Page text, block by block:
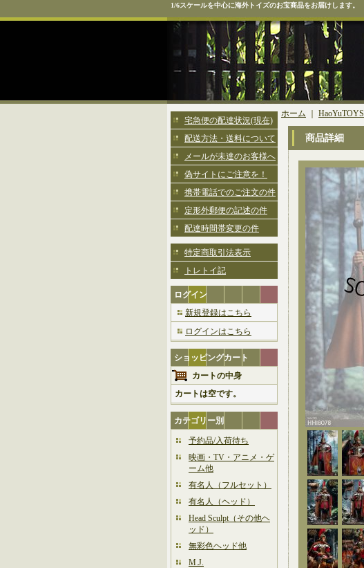
1/6スケールを中心に海外トイズのお宝商品をお届けします。
宅急便の配達状況(現在)
配送方法・送料について
メールが未達のお客様へ
偽サイトにご注意を！
携帯電話でのご注文の件
定形外郵便の記述の件
配達時間帯変更の件
特定商取引法表示
トレトイ記
ログイン
新規登録はこちら
ログインはこちら
ショッピングカート
カートの中身
カートは空です。
カテゴリー別
予約品/入荷待ち
映画・TV・アニメ・ゲ
ーム他
有名人（フルセット）
有名人（ヘッド）
Head Sculpt（その他ヘ
ッド）
無彩色ヘッド他
M.J.
ホーム HaoYuTOYS
商品詳細